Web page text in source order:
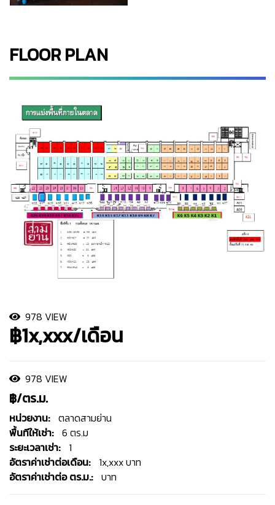
FLOOR PLAN
978 VIEW
฿1x,xxx/เดือน
978 VIEW
฿/ตร.ม.
หน่วยงาน: ตลาดสามย่าน
พื้นทีให้เช่า: 6 ตร.ม
ระยะเวลาเช่า:
1
อัตราค่าเช่าต่อเดือน:
1x,xxx บาท
อัตราค่าเช่าต่อ ตร.ม.: บาท